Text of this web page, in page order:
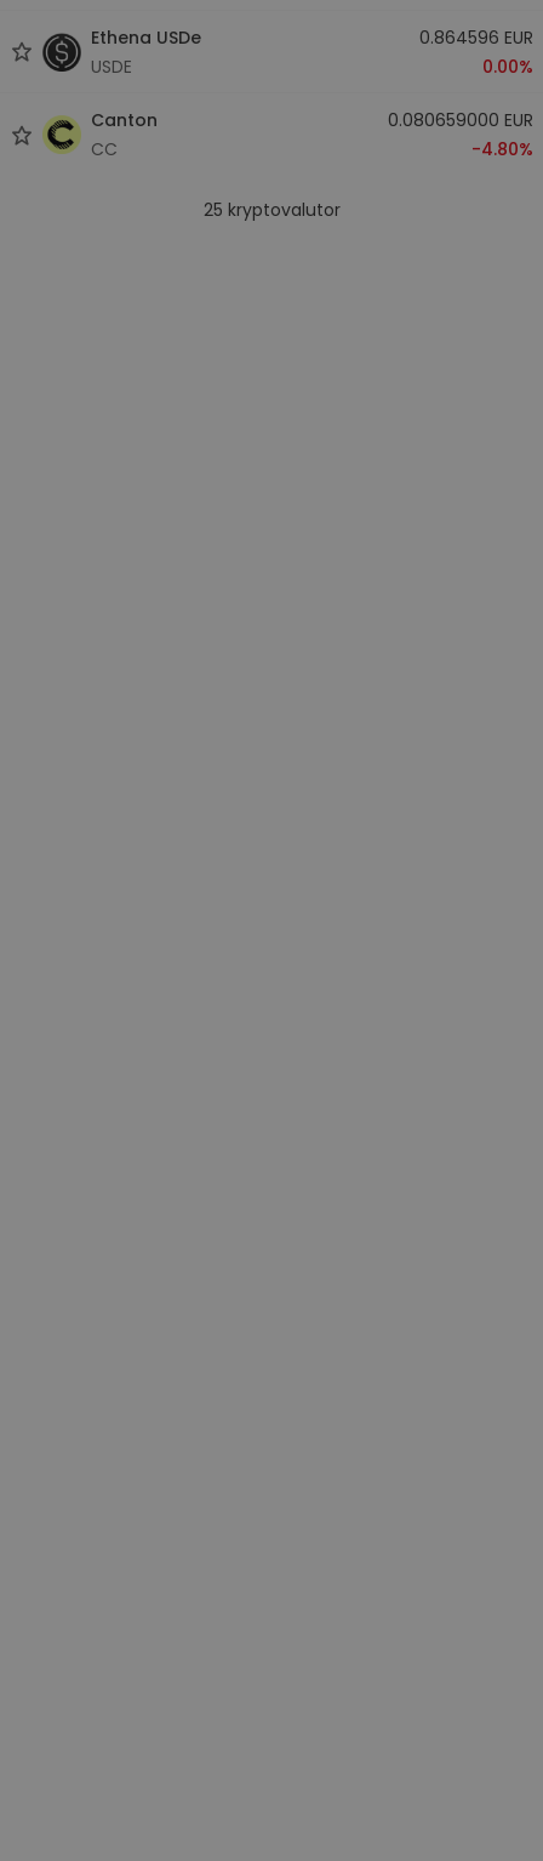
Ethena USDe
USDE
0.864596 EUR
0.00%
Canton
CC
0.080659000 EUR
-4.80%
25 kryptovalutor